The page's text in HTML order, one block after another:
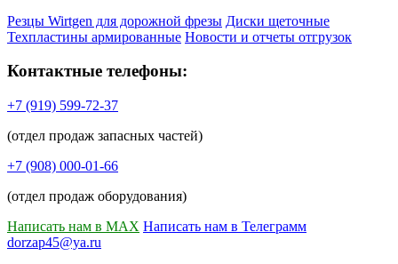
Резцы Wirtgen для дорожной фрезы Диски щеточные
Техпластины армированные Новости и отчеты отгрузок
Контактные телефоны:
+7 (919) 599-72-37
(отдел продаж запасных частей)
+7 (908) 000-01-66
(отдел продаж оборудования)
Написать нам в MAX Написать нам в Телеграмм
dorzap45@ya.ru